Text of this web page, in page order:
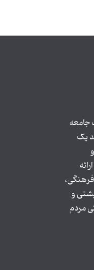
جامعه
یک
و
مردم